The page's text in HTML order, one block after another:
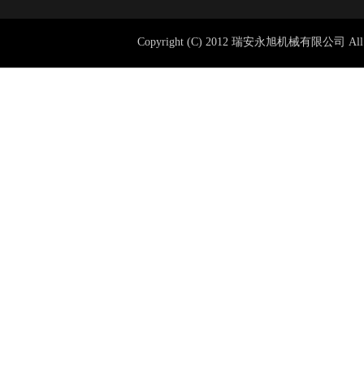
Copyright (C) 2012 瑞安永旭机械有限公司 All